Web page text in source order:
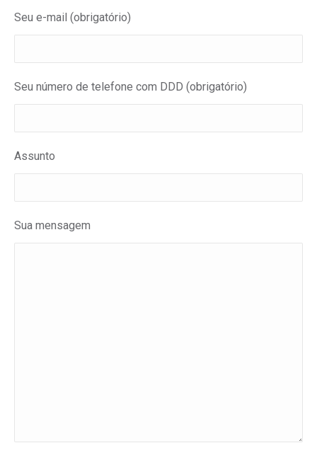
Seu e-mail (obrigatório)
Seu número de telefone com DDD (obrigatório)
Assunto
Sua mensagem